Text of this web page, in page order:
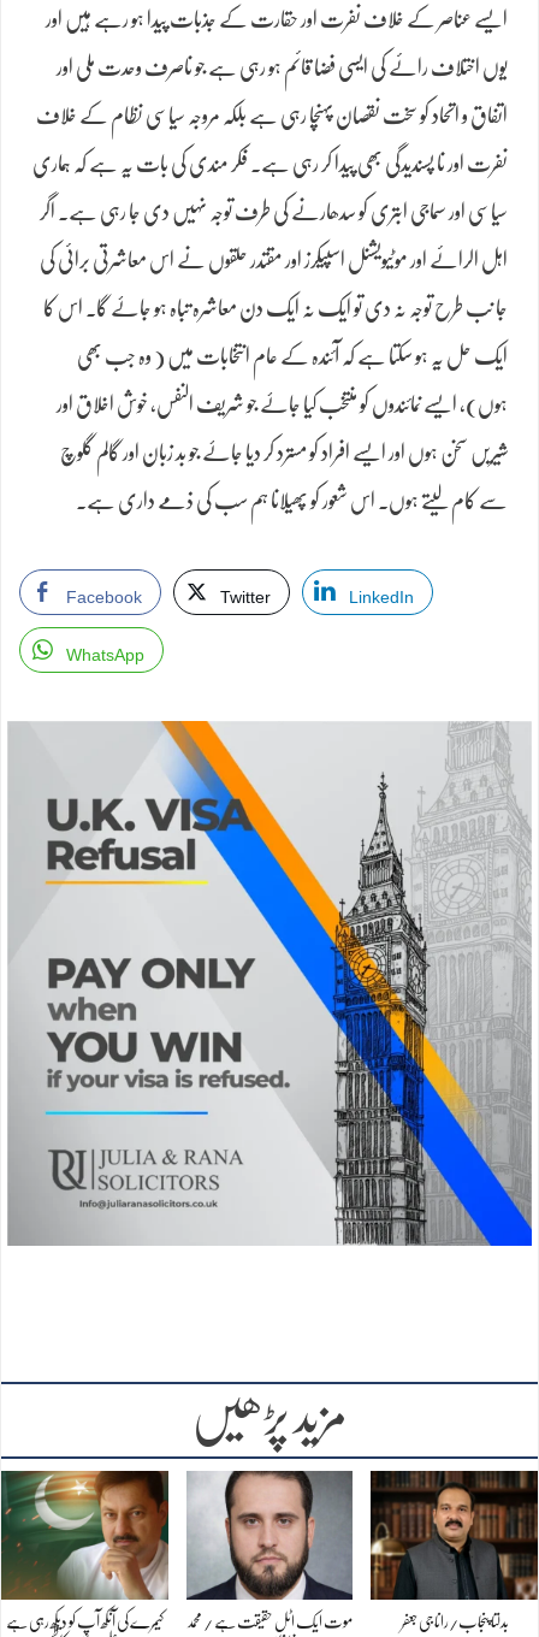
ایسے عناصر کے خلاف نفرت اور حقارت کے جذبات پیدا ہو رہے ہیں اور
یوں اختلاف رائے کی ایسی فضا قائم ہو رہی ہے جو ناصرف وحدت ملی اور
اتفاق و اتحاد کو سخت نقصان پہنچا رہی ہے بلکہ مروجہ سیاسی نظام کے خلاف
نفرت اور نا پسندیدگی بھی پیدا کر رہی ہے۔ فکر مندی کی بات یہ ہے کہ ہماری
سیاسی اور سماجی ابتری کو سدھارنے کی طرف توجہ نہیں دی جا رہی ہے۔ اگر
اہل الرائے اور موٹیویشنل اسپیکرز اور مقتدر حلقوں نے اس معاشرتی برائی کی
جا نب طرح توجہ نہ دی تو ایک نہ ایک دن معاشرہ تباہ ہو جاۓ گا۔ اس کا
ایک حل یہ ہو سکتا ہے کہ آئندہ کے عام انتخابات میں ( وہ جب بھی
ہوں), ایسے نمائندوں کو منتخب کیا جاۓ جو شریف النفس، خوش اخلاق اور
شیریں سخن ہوں اور ایسے افراد کو مسترد کر دیا جاۓ جو بد زبان اور گالم گلوچ
سے کام لیتے ہوں۔ اس شعور کو پھیلانا ہم سب کی ذمے داری ہے۔
Facebook Twitter
LinkedIn
WhatsApp
مزید پڑھیں
بدلتا پنجاب/رانا جی جعفر
موت ایک اٹل حقیقت ہے / محمد
کیمرے کی آنکھ آپ کو دیکھ رہی ہے